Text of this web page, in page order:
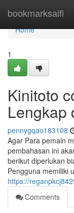
bookmarksaifi
Home
Home
1
Kinitoto
Lengkap
pennygqao183108
Agar Para pemain
pembahasan ini
berikut diperlukan
Pengguna memiliki
https://
Comments